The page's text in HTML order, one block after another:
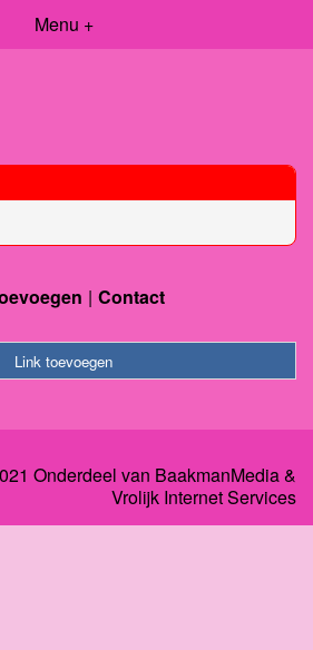
Menu +
Contact
Link toevoegen
Onderdeel van BaakmanMedia&
Vrolijk Internet Services